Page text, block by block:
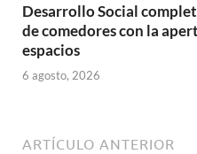
Desarrollo Social
de comedores con la
espacios
6 agosto, 2026
ARTÍCULO ANTERIOR